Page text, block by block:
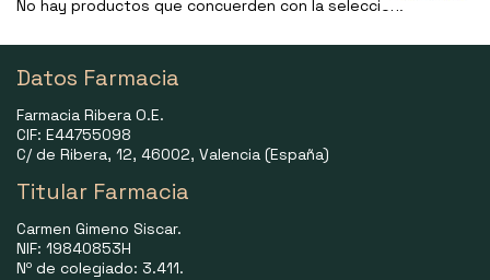
No hay productos que concuerden con la selección.
Datos Farmacia
Farmacia Ribera O.E.
CIF: E44755098
C/ de Ribera, 12, 46002, Valencia (España)
Titular Farmacia
Carmen Gimeno Siscar.
NIF: 19840853H
Nº de colegiado: 3.411.